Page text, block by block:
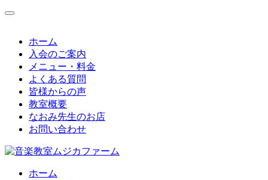
コ
ホーム
入会のご案内
メニュー・料金
よくある質問
皆様からの声
教室概要
なおみ先生のお店
お問い合わせ
ホーム